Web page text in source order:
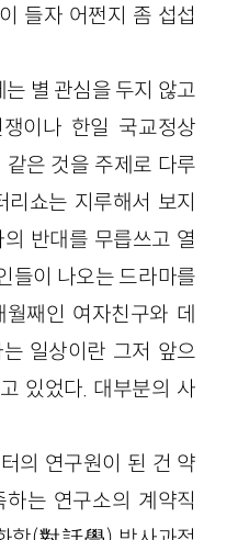
들자 어쩐지 좀 섭섭
별 관심을 두지 않고
이나 한일 국교정상
은 것을 주제로 다루
리쇼는 지루해서 보지
반대를 무릅쓰고 열
들이 나오는 드라마를
째인 여자친구와 데
일상이란 그저 앞으
있었다. 대부분의 사
의 연구원이 된 건 약
는 연구소의 계약직